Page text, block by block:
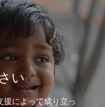
い
によって成り立っ